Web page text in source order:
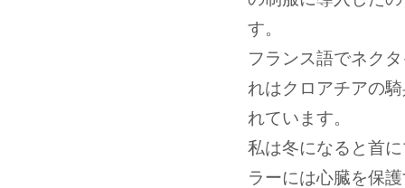
す。
フランス語でネク
れはクロアチアの
れています。
私は冬になると首
ラーには心臓を保